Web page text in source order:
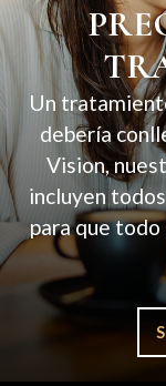
Un
debería
Vision,
incluyen
para que